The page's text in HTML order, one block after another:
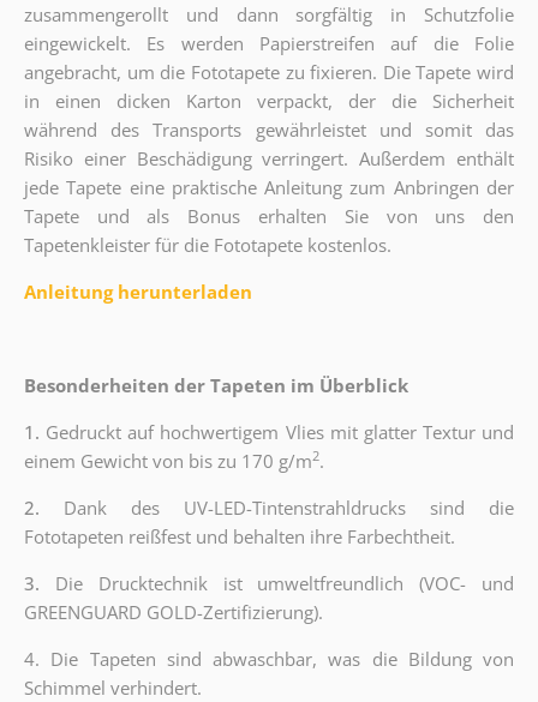
zusammengerollt und dann sorgfältig in Schutzfolie
eingewickelt. Es werden Papierstreifen auf die Folie
angebracht, um die Fototapete zu fixieren. Die Tapete wird
in einen dicken Karton verpackt, der die Sicherheit
während des Transports gewährleistet und somit das
Risiko einer Beschädigung verringert. Außerdem enthält
jede Tapete eine praktische Anleitung zum Anbringen der
Tapete und als Bonus erhalten Sie von uns den
Tapetenkleister für die Fototapete kostenlos.
Anleitung herunterladen
Besonderheiten der Tapeten im Überblick
1. Gedruckt auf hochwertigem Vlies mit glatter Textur und
einem Gewicht von bis zu 170 g/m2.
2. Dank des UV-LED-Tintenstrahldrucks sind die
Fototapeten reißfest und behalten ihre Farbechtheit.
3. Die Drucktechnik ist umweltfreundlich (VOC- und
GREENGUARD GOLD-Zertifizierung).
4. Die Tapeten sind abwaschbar, was die Bildung von
Schimmel verhindert.